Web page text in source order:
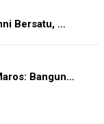
Bersatu, …
Bangun…